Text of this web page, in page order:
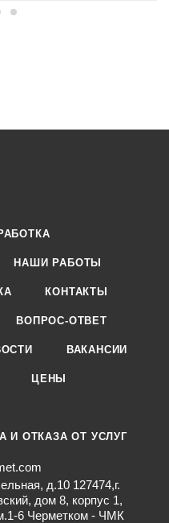
НАШИ РАБОТЫ
КОНТАКТЫ
ВОПРОС-ОТВЕТ
ВАКАНСИИ
ЦЕНЫ
И ОТКАЗА ОТ УСЛУГ
д.10 127474,г.
дом 8, корпус 1,
6 Черметком - ЧМК